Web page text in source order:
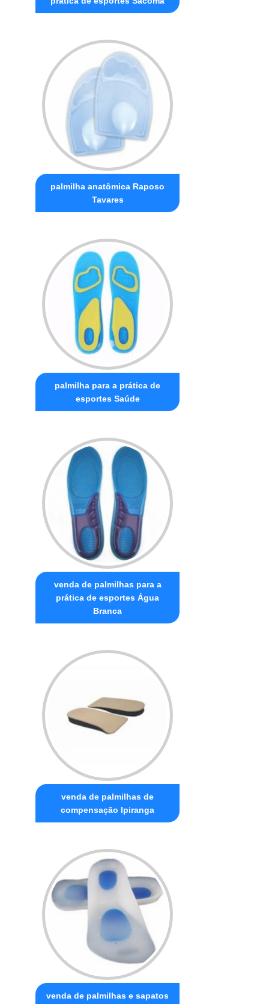
palmilha anatômica Raposo
Tavares
palmilha para a prática de
esportes Saúde
venda de palmilhas para a
prática de esportes Água
Branca
venda de palmilhas de
compensação Ipiranga
venda de palmilhas e sapatos